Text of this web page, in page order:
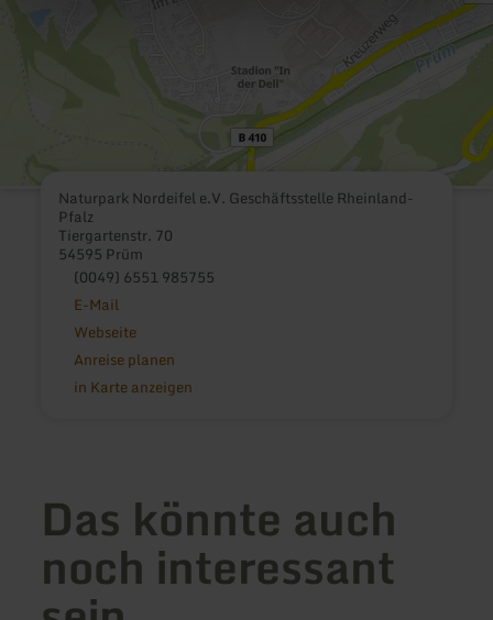
Naturpark Nordeifel e.V. Geschäftsstelle Rheinland-
Pfalz
Tiergartenstr. 70
54595 Prüm
(0049) 6551 985755
E-Mail
Webseite
Anreise planen
in Karte anzeigen
Das könnte auch
noch interessant